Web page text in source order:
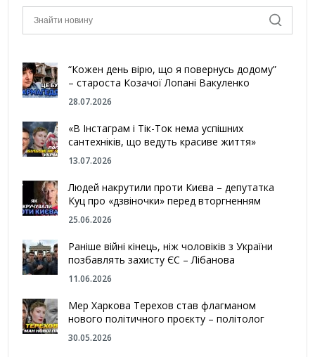
“Кожен день вірю, що я повернусь додому”
– староста Козачої Лопані Вакуленко
28.07.2026
«В Інстаграм і Тік-Ток нема успішних
сантехніків, що ведуть красиве життя»
13.07.2026
Людей накрутили проти Києва – депутатка
Куц про «дзвіночки» перед вторгненням
25.06.2026
Раніше війні кінець, ніж чоловіків з України
позбавлять захисту ЄС – Лібанова
11.06.2026
Мер Харкова Терехов став флагманом
нового політичного проєкту – політолог
30.05.2026